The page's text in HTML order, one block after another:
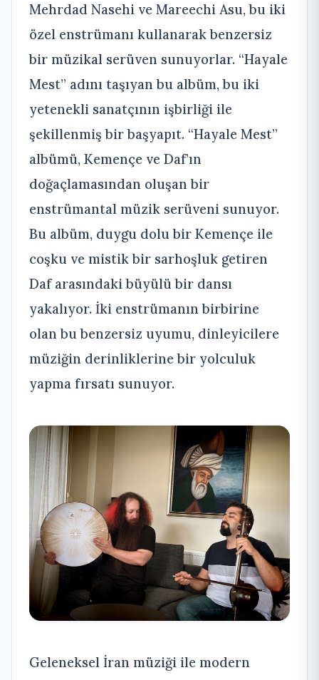
Mehrdad Nasehi ve Mareechi Asu, bu iki
özel enstrümanı kullanarak benzersiz
bir müzikal serüven sunuyorlar. “Hayale
Mest” adını taşıyan bu albüm, bu iki
yetenekli sanatçının işbirliği ile
şekillenmiş bir başyapıt. “Hayale Mest”
albümü, Kemençe ve Daf’ın
doğaçlamasından oluşan bir
enstrümantal müzik serüveni sunuyor.
Bu albüm, duygu dolu bir Kemençe ile
coşku ve mistik bir sarhoşluk getiren
Daf arasındaki büyülü bir dansı
yakalıyor. İki enstrümanın birbirine
olan bu benzersiz uyumu, dinleyicilere
müziğin derinliklerine bir yolculuk
yapma fırsatı sunuyor.
Geleneksel İran müziği ile modern